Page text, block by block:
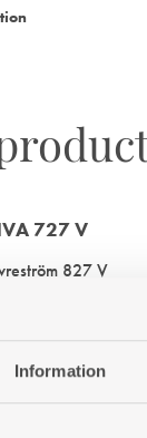
Information
827 V
For cooker with